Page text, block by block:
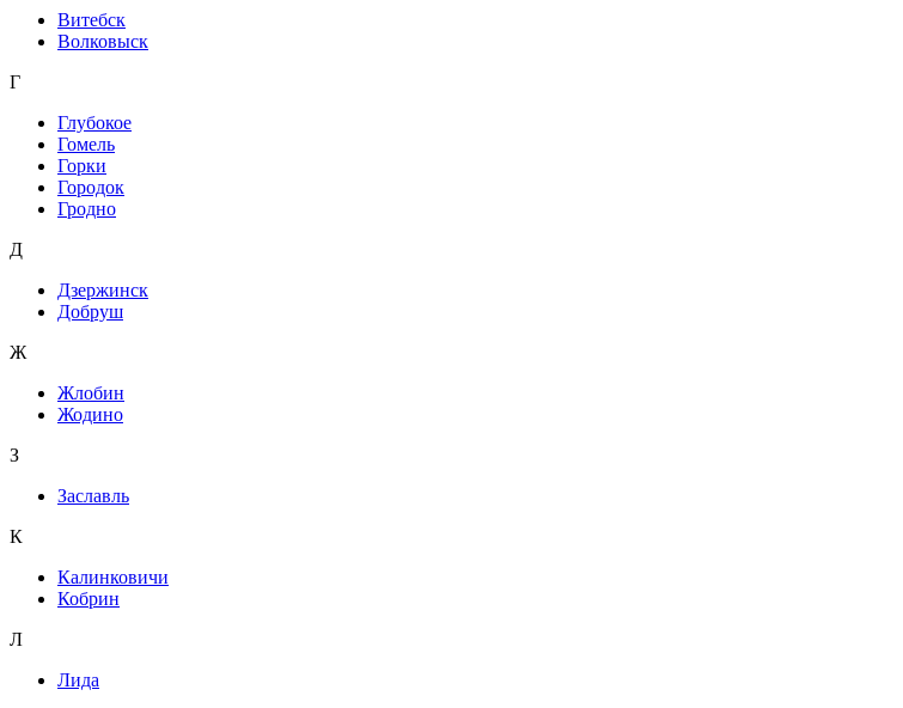
Витебск
Волковыск
Г
Глубокое
Гомель
Горки
Городок
Гродно
Д
Дзержинск
Добруш
Ж
Жлобин
Жодино
З
Заславль
К
Калинковичи
Кобрин
Л
Лида